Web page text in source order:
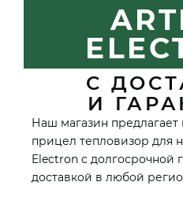
С
И
Наш магазин предлагает
прицел тепловизор для
Electron с долгосрочной
доставкой в любой